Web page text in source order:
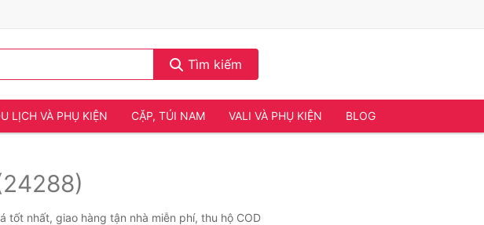
Tìm kiếm
LỊCH VÀ PHỤ KIỆN CẶP, TÚI NAM VALI VÀ PHỤ KIỆN BLOG
nhất, giao hàng tận nhà miễn phí, thu hộ COD